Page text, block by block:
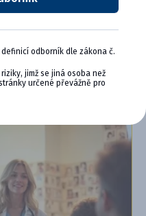
PLUS
odborník dle zákona č.
jimž se jiná osoba než
určené převážně pro